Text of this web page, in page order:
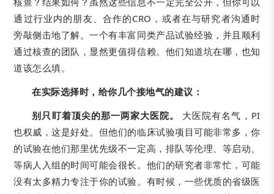
通过行业内的朋友、合作的CRO，或者在与研究者沟通时
旁敲侧击地了解。一个有丰富同类产品试验经验，并且顺利
通过核查的团队，显然更值得信赖。他们知道坑在哪，也知
道该怎么填。
在实际选择时，给你几个接地气的建议：
别只盯着顶尖的那一两家大医院。
大医院有名气，PI
也权威，这是好处。但他们的临床试验项目可能非常多，你
的试验在他们那里优先级不一定高，排队等伦理、等启动、
等病人入组的时间可能会很长。他们的研究者非常忙，可能
没有太多精力专注于你的试验。有时候，一些优质的省级医